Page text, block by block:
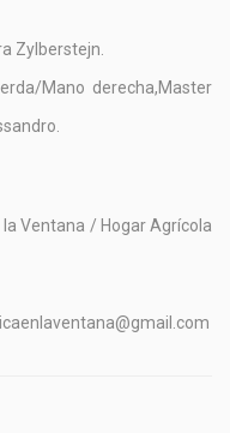
Zylberstejn.
Mano derecha,Master
Ventana / Hogar Agrícola